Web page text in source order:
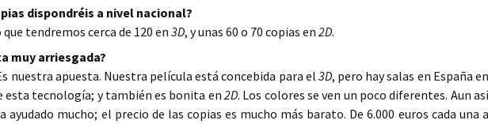
dispondréis a nivel nacional?
que tendremos cerca de 120 en 3D, y unas 60 o 70 copias en 2D.
muy arriesgada?
nuestra apuesta. Nuestra película está concebida para el 3D, pero hay salas en España en
esta tecnología; y también es bonita en2D. Los colores se ven un poco diferentes. Aun así
ayudado mucho; el precio de las copias es mucho más barato. De 6.000 euros cada una a